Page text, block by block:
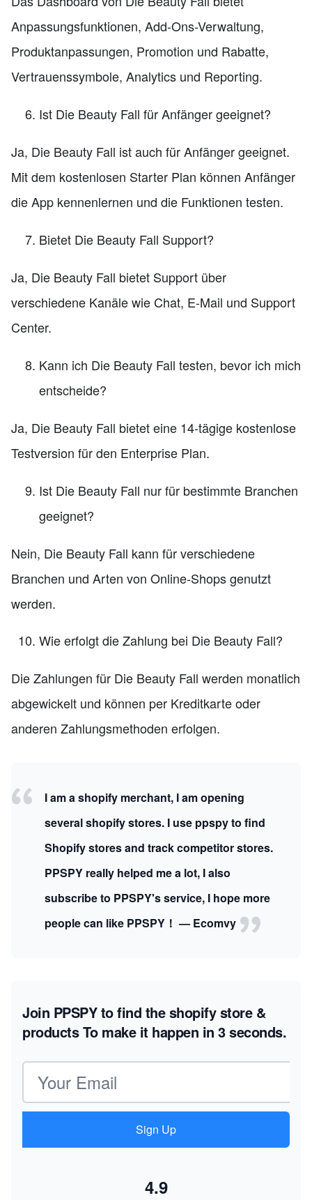
Anpassungsfunktionen, Add-Ons-Verwaltung,
Produktanpassungen, Promotion und Rabatte,
Vertrauenssymbole, Analytics und Reporting.
Ist Die Beauty Fall für Anfänger geeignet?
Ja, Die Beauty Fall ist auch für Anfänger geeignet.
Mit dem kostenlosen Starter Plan können Anfänger
die App kennenlernen und die Funktionen testen.
Bietet Die Beauty Fall Support?
Ja, Die Beauty Fall bietet Support über
verschiedene Kanäle wie Chat, E-Mail und Support
Center.
Kann ich Die Beauty Fall testen, bevor ich mich
entscheide?
Ja, Die Beauty Fall bietet eine 14-tägige kostenlose
Testversion für den Enterprise Plan.
Ist Die Beauty Fall nur für bestimmte Branchen
geeignet?
Nein, Die Beauty Fall kann für verschiedene
Branchen und Arten von Online-Shops genutzt
werden.
Wie erfolgt die Zahlung bei Die Beauty Fall?
Die Zahlungen für Die Beauty Fall werden monatlich
abgewickelt und können per Kreditkarte oder
anderen Zahlungsmethoden erfolgen.
I am a shopify merchant, I am opening
several shopify stores. I use ppspy to find
Shopify stores and track competitor stores.
PPSPY really helped me a lot, I also
subscribe to PPSPY's service, I hope more
people can like PPSPY！ — Ecomvy
Join PPSPY to find the shopify store &
productsTo make it happen in 3 seconds.
Email address
Sign Up
4.9